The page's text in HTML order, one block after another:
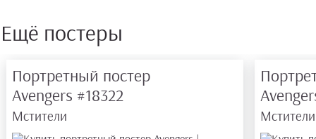
Ещё постеры
Портретный постер
Avengers #18322
Мстители Мстители